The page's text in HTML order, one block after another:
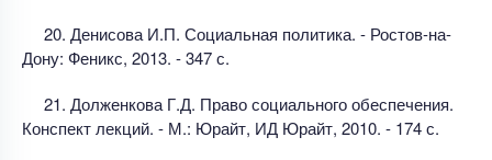
20. Денисова И.П. Социальная политика. - Ростов-на-
Дону: Феникс, 2013. - 347 с.
21. Долженкова Г.Д. Право социального обеспечения.
Конспект лекций. - М.: Юрайт, ИД Юрайт, 2010. - 174 с.